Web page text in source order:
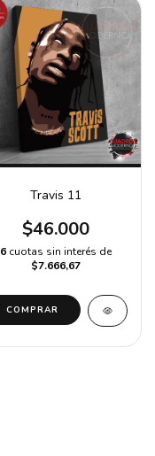
Travis 11
$46.000
6 cuotas sin interés de
$7.666,67
COMPRAR